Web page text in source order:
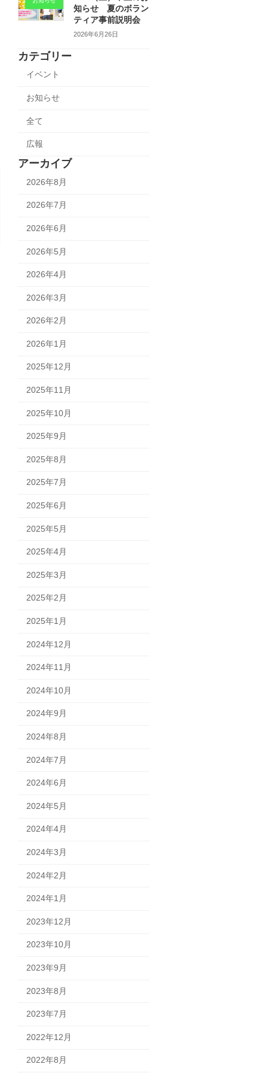
知らせ 夏のボラン
ティア事前説明会
2026年6月26日
カテゴリー
イベント
お知らせ
全て
広報
アーカイブ
2026年8月
2026年7月
2026年6月
2026年5月
2026年4月
2026年3月
2026年2月
2026年1月
2025年12月
2025年11月
2025年10月
2025年9月
2025年8月
2025年7月
2025年6月
2025年5月
2025年4月
2025年3月
2025年2月
2025年1月
2024年12月
2024年11月
2024年10月
2024年9月
2024年8月
2024年7月
2024年6月
2024年5月
2024年4月
2024年3月
2024年2月
2024年1月
2023年12月
2023年10月
2023年9月
2023年8月
2023年7月
2022年12月
2022年8月